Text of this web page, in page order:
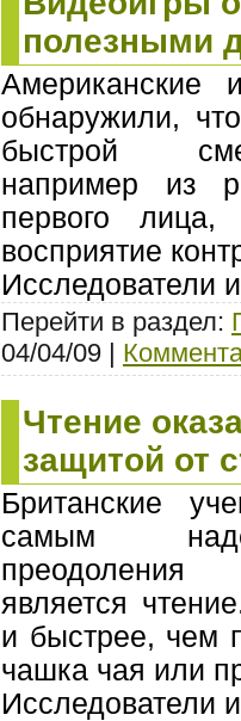
полезными
Американские
обнаружили,
быстрой
например из
первого лица,
восприятие
Исследователи
Перейти в раздел:
04/04/09 |
Чтение
защитой от
Британские
самым
преодоления
является
и быстрее, чем
чашка чая или
Исследователи